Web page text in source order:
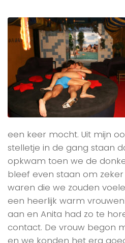
een keer mocht. Uit mijn
stelletje in de gang staan
opkwam toen we de
bleef even staan om zeker
waren die we zouden
een heerlijk warm
aan en Anita had zo te
contact. De vrouw begon
en we konden het erg